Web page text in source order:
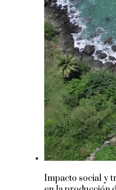
Impacto social y